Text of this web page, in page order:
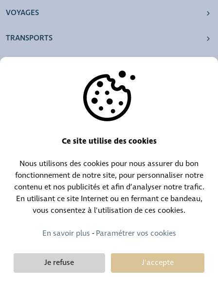
VOYAGES
TRANSPORTS
Centrale téléphonique :
(+352) 30 01 46-1
Contact objets trouvés :
(+352) 30 01 46 84
(+352) 30 01 46 80 (24h/24 7j/7)
Demy Schandeler © Copyright 2026, tous droits réservés
Ce site utilise des cookies
Nous utilisons des cookies pour nous assurer du bon
fonctionnement de notre site, pour personnaliser notre
contenu et nos publicités et afin d’analyser notre trafic.
En utilisant ce site Internet ou en fermant ce bandeau,
vous consentez à l'utilisation de ces cookies.
En savoir plus -Paramétrer vos cookies
Je refuse J'accepte